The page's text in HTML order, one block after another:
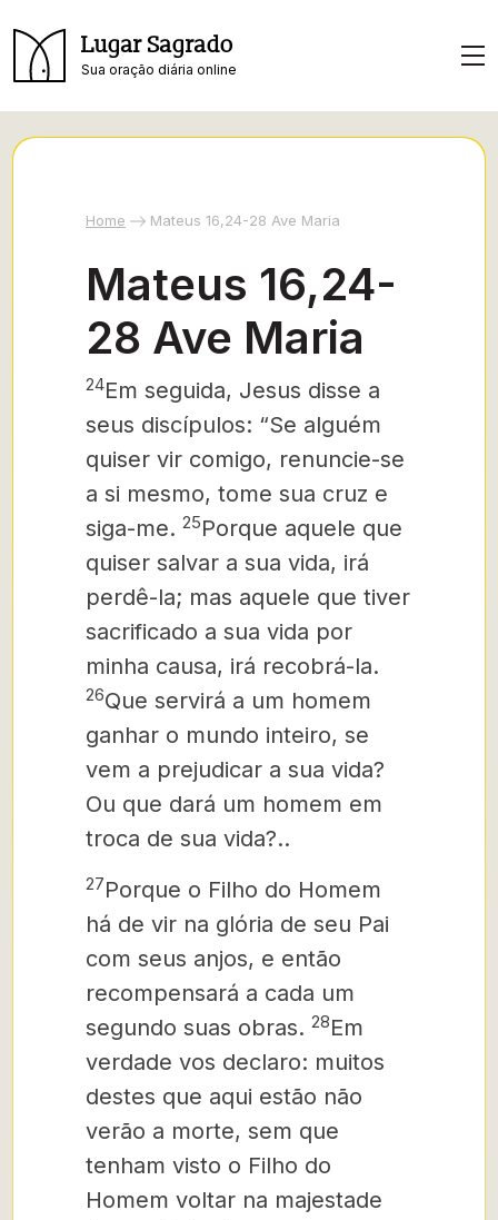
Lugar Sagrado
Sua oração diária online
Home Mateus 16,24-28 Ave Maria
Mateus 16,24-
28 Ave Maria
24Em seguida, Jesus disse a
seus discípulos: “Se alguém
quiser vir comigo, renuncie-se
a si mesmo, tome sua cruz e
siga-me. 25Porque aquele que
quiser salvar a sua vida, irá
perdê-la; mas aquele que tiver
sacrificado a sua vida por
minha causa, irá recobrá-la.
26Que servirá a um homem
ganhar o mundo inteiro, se
vem a prejudicar a sua vida?
Ou que dará um homem em
troca de sua vida?..
27Porque o Filho do Homem
há de vir na glória de seu Pai
com seus anjos, e então
recompensará a cada um
segundo suas obras. 28Em
verdade vos declaro: muitos
destes que aqui estão não
verão a morte, sem que
tenham visto o Filho do
Homem voltar na majestade